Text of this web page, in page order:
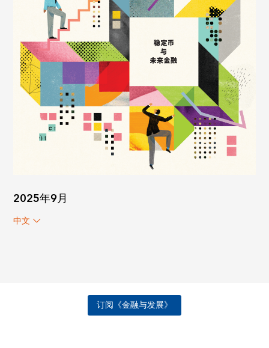
2025年9月
中文
订阅《金融与发展》